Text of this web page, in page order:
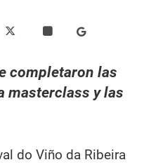
completaron las
masterclass y las
do Viño da Ribeira